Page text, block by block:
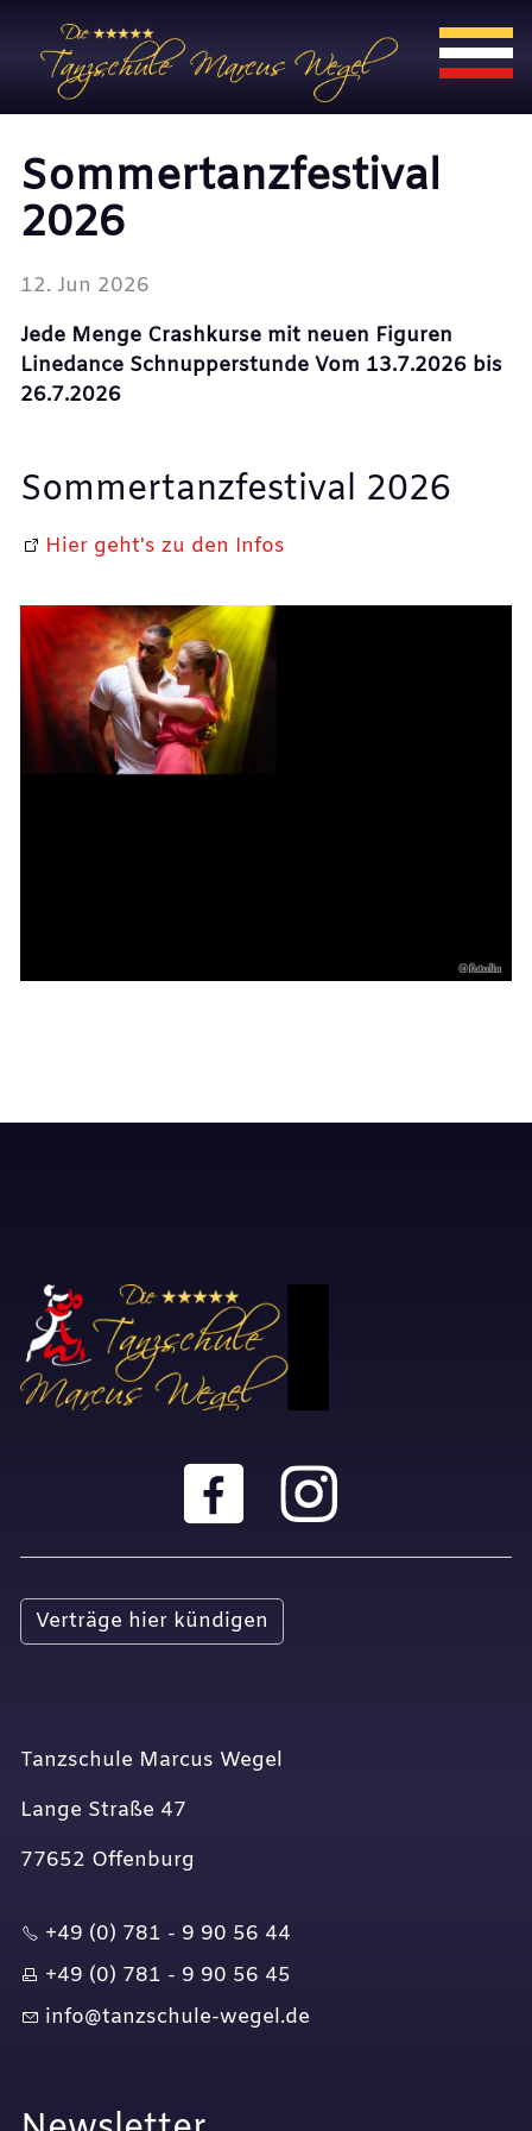
Sommertanzfestival
2026
12. Jun 2026
Jede Menge Crashkurse mit neuen Figuren
Linedance Schnupperstunde Vom 13.7.2026 bis
26.7.2026
Sommertanzfestival 2026
Hier geht's zu den Infos
Verträge hier kündigen
Tanzschule Marcus Wegel
Lange Straße 47
77652 Offenburg
+49 (0) 781 - 9 90 56 44
+49 (0) 781 - 9 90 56 45
nf
t nzsch l -w g l d